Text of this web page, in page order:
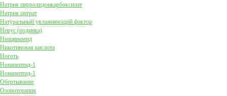
Натрия пирролидонкарбоксилат
Натрия цитрат
Натуральный увлажняющий фактор
Невус (родинка)
Ниацинамид
Никотиновая кислота
Ноготь
Нонапептид-1
Нонапептид-1
Обертывание
Озонотерапия